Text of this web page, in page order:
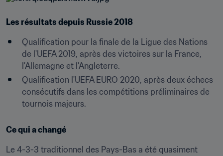
Les résultats depuis Russie 2018
Qualification pour la finale de la Ligue des Nations
de l'UEFA 2019, après des victoires sur la France,
l'Allemagne et l'Angleterre.
Qualification l'UEFA EURO 2020, après deux échecs
consécutifs dans les compétitions préliminaires de
tournois majeurs.
Ce qui a changé
Le 4-3-3 traditionnel des Pays-Bas a été quasiment